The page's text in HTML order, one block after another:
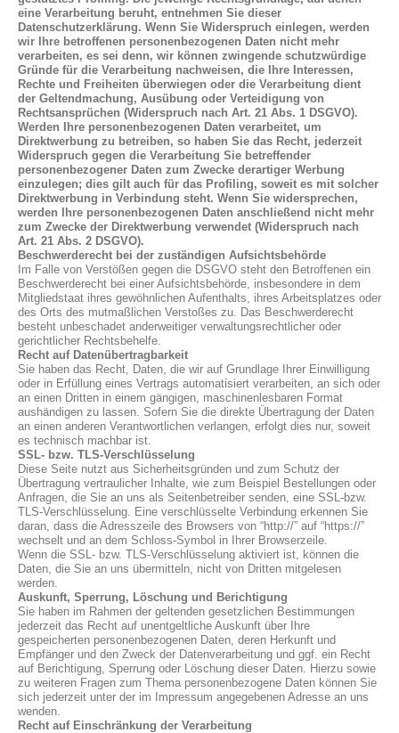
eine Verarbeitung beruht, entnehmen Sie dieser
Datenschutzerklärung. Wenn Sie Widerspruch einlegen, werden
wir Ihre betroffenen personenbezogenen Daten nicht mehr
verarbeiten, es sei denn, wir können zwingende schutzwürdige
Gründe für die Verarbeitung nachweisen, die Ihre Interessen,
Rechte und Freiheiten überwiegen oder die Verarbeitung dient
der Geltendmachung, Ausübung oder Verteidigung von
Rechtsansprüchen (Widerspruch nach Art. 21 Abs. 1 DSGVO).
Werden Ihre personenbezogenen Daten verarbeitet, um
Direktwerbung zu betreiben, so haben Sie das Recht, jederzeit
Widerspruch gegen die Verarbeitung Sie betreffender
personenbezogener Daten zum Zwecke derartiger Werbung
einzulegen; dies gilt auch für das Profiling, soweit es mit solcher
Direktwerbung in Verbindung steht. Wenn Sie widersprechen,
werden Ihre personenbezogenen Daten anschließend nicht mehr
zum Zwecke der Direktwerbung verwendet (Widerspruch nach
Art. 21 Abs. 2 DSGVO).
Beschwerderecht bei der zuständigen Aufsichtsbehörde
Im Falle von Verstößen gegen die DSGVO steht den Betroffenen ein
Beschwerderecht bei einer Aufsichtsbehörde, insbesondere in dem
Mitgliedstaat ihres gewöhnlichen Aufenthalts, ihres Arbeitsplatzes oder
des Orts des mutmaßlichen Verstoßes zu. Das Beschwerderecht
besteht unbeschadet anderweitiger verwaltungsrechtlicher oder
gerichtlicher Rechtsbehelfe.
Recht auf Datenübertragbarkeit
Sie haben das Recht, Daten, die wir auf Grundlage Ihrer Einwilligung
oder in Erfüllung eines Vertrags automatisiert verarbeiten, an sich oder
an einen Dritten in einem gängigen, maschinenlesbaren Format
aushändigen zu lassen. Sofern Sie die direkte Übertragung der Daten
an einen anderen Verantwortlichen verlangen, erfolgt dies nur, soweit
es technisch machbar ist.
SSL- bzw. TLS-Verschlüsselung
Diese Seite nutzt aus Sicherheitsgründen und zum Schutz der
Übertragung vertraulicher Inhalte, wie zum Beispiel Bestellungen oder
Anfragen, die Sie an uns als Seitenbetreiber senden, eine SSL-bzw.
TLS-Verschlüsselung. Eine verschlüsselte Verbindung erkennen Sie
daran, dass die Adresszeile des Browsers von “http://” auf “https://”
wechselt und an dem Schloss-Symbol in Ihrer Browserzeile.
Wenn die SSL- bzw. TLS-Verschlüsselung aktiviert ist, können die
Daten, die Sie an uns übermitteln, nicht von Dritten mitgelesen
werden.
Auskunft, Sperrung, Löschung und Berichtigung
Sie haben im Rahmen der geltenden gesetzlichen Bestimmungen
jederzeit das Recht auf unentgeltliche Auskunft über Ihre
gespeicherten personenbezogenen Daten, deren Herkunft und
Empfänger und den Zweck der Datenverarbeitung und ggf. ein Recht
auf Berichtigung, Sperrung oder Löschung dieser Daten. Hierzu sowie
zu weiteren Fragen zum Thema personenbezogene Daten können Sie
sich jederzeit unter der im Impressum angegebenen Adresse an uns
wenden.
Recht auf Einschränkung der Verarbeitung